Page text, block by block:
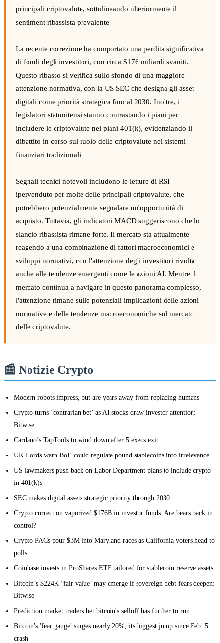
principali criptovalute, sottolineando ulteriormente il
sentiment ribassista prevalente.
La recente correzione ha comportato una perdita significativa
di fondi degli investitori, con circa $176 miliardi svaniti.
Questo ribasso si verifica sullo sfondo di una maggiore
attenzione normativa, con la US SEC che designa gli asset
digitali come priorità strategica fino al 2030. Inoltre, i
legislatori statunitensi stanno contrastando i piani per
includere le criptovalute nei piani 401(k), evidenziando il
dibattito in corso sul ruolo delle criptovalute nei sistemi
finanziari tradizionali.
Segnali tecnici notevoli includono le letture di RSI
ipervenduto per molte delle principali criptovalute, che
potrebbero potenzialmente segnalare un'opportunità di
acquisto. Tuttavia, gli indicatori MACD suggeriscono che lo
slancio ribassista rimane forte. Il mercato sta attualmente
reagendo a una combinazione di fattori macroeconomici e
sviluppi normativi, con l'attenzione degli investitori rivolta
anche alle tendenze emergenti come le azioni AI. Mentre il
mercato continua a navigare in questo panorama complesso,
l'attenzione rimane sulle potenziali implicazioni delle azioni
normative e delle tendenze macroeconomiche sul mercato
delle criptovalute.
📰 Notizie Crypto
Modern robots impress, but are years away from replacing humans
Crypto turns ‘contrarian bet’ as AI stocks draw investor attention:
Bitwise
Cardano’s TapTools to wind down after 5 execs exit
UK Lords warn BoE could regulate pound stablecoins into irrelevance
US lawmakers push back on Labor Department plans to include crypto
in 401(k)s
SEC makes digital assets strategic priority through 2030
Crypto correction vaporized $176B in investor funds: Are bears back in
control?
Crypto PACs pour $3M into Maryland races as California voters head to
polls
Coinbase invests in ProShares ETF tailored for stablecoin reserve assets
Bitcoin’s $224K ‘fair value’ may emerge if sovereign debt fears deepen:
Bitwise
Prediction market traders bet bitcoin's selloff has further to run
Bitcoin's 'fear gauge' surges nearly 20%, its biggest jump since Feb. 5
crash